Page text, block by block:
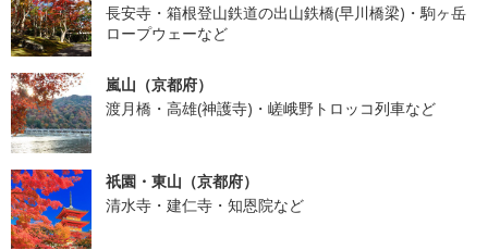
長安寺・箱根登山鉄道の出山鉄橋(早川橋梁)・駒ヶ岳
ロープウェーなど
嵐山（京都府）
渡月橋・高雄(神護寺)・嵯峨野トロッコ列車など
祇園・東山（京都府）
清水寺・建仁寺・知恩院など